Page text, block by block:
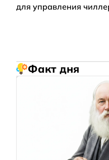
для управления
Факт дня